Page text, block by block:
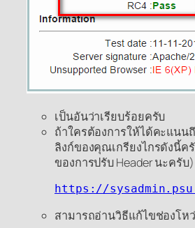
เป็นอันว่าเรียบร้อยครับ
ถ้าใครต้องการให้ได้คะแนน
ลิงก์ของคุณเกรียงไกรดังนี้ค
ของการปรับ Header นะครับ)
https://
สามารถอ่านวิธีแก้ไขช่องโห